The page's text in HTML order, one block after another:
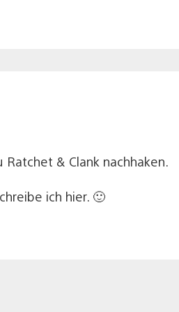
& Clank nachhaken.
ich hier. 🙂